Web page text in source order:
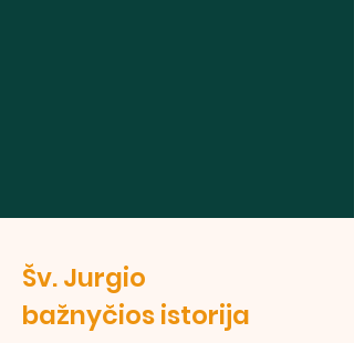
Šv. Jurgio
bažnyčios istorija